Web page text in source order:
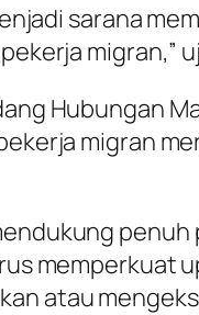
sarana
migran,”
Hubungan
migran
memperkuat
atau